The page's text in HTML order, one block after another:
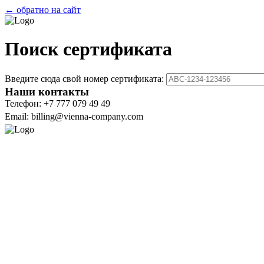
← обратно на сайт
Поиск сертификата
Введите сюда свой номер сертификата:
Наши контакты
Телефон: +7 777 079 49 49
Email: billing@vienna-company.com